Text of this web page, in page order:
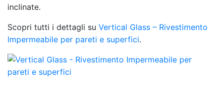
inclinate.
Scopri tutti i dettagli su Vertical Glass – Rivestimento
Impermeabile per pareti e superfici.